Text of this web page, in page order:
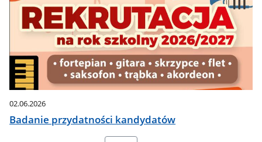
02.06.2026
Badanie przydatności kandydatów